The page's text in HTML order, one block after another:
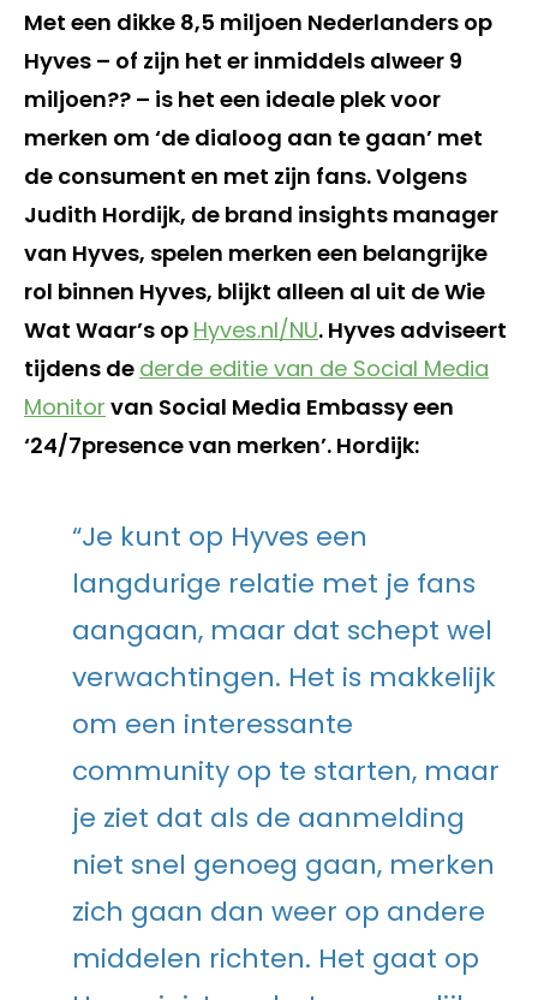
Met een dikke 8,5 miljoen Nederlanders op
Hyves – of zijn het er inmiddels alweer 9
miljoen?? – is het een ideale plek voor
merken om ‘de dialoog aan te gaan’ met
de consument en met zijn fans. Volgens
Judith Hordijk, de brand insights manager
van Hyves, spelen merken een belangrijke
rol binnen Hyves, blijkt alleen al uit de Wie
Wat Waar’s op Hyves.nl/NU. Hyves adviseert
tijdens de derde editie van de Social Media
Monitor van Social Media Embassy een
‘24/7presence van merken’. Hordijk:
“Je kunt op Hyves een
langdurige relatie met je fans
aangaan, maar dat schept wel
verwachtingen. Het is makkelijk
om een interessante
community op te starten, maar
je ziet dat als de aanmelding
niet snel genoeg gaan, merken
zich gaan dan weer op andere
middelen richten. Het gaat op